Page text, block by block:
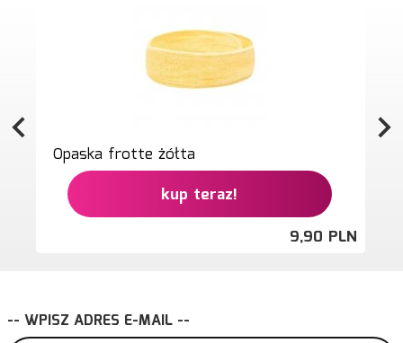
Opaska frotte żółta
kup teraz!
9,90 PLN
-- WPISZ ADRES E-MAIL --